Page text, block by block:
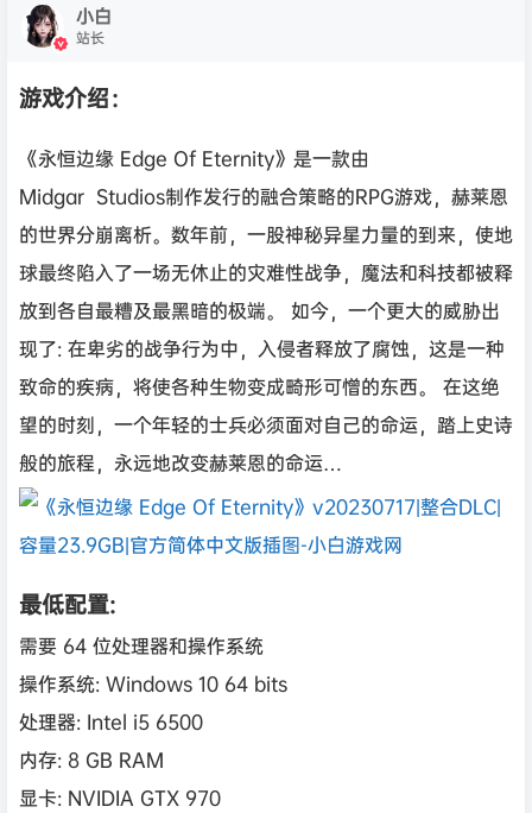
小白
站长
游戏介绍：
《永恒边缘 Edge Of Eternity》是一款由
Midgar Studios制作发行的融合策略的RPG游戏，赫莱恩
的世界分崩离析。数年前，一股神秘异星力量的到来，使地
球最终陷入了一场无休止的灾难性战争，魔法和科技都被释
放到各自最糟及最黑暗的极端。 如今，一个更大的威胁出
现了: 在卑劣的战争行为中，入侵者释放了腐蚀，这是一种
致命的疾病，将使各种生物变成畸形可憎的东西。 在这绝
望的时刻，一个年轻的士兵必须面对自己的命运，踏上史诗
般的旅程，永远地改变赫莱恩的命运…
最低配置:
需要 64 位处理器和操作系统
操作系统: Windows 10 64 bits
处理器: Intel i5 6500
内存: 8 GB RAM
显卡: NVIDIA GTX 970